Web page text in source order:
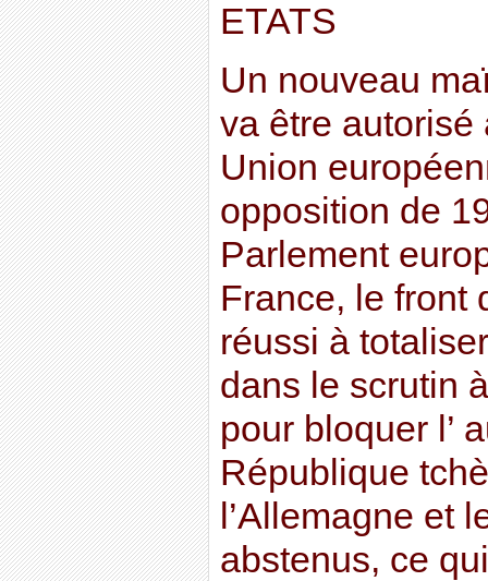
ETATS
Un nouveau
va être autorisé
Union
opposition de
Parlement
France, le front
réussi à
dans le scrutin
pour bloquer l’
République
l’Allemagne et
abstenus, ce